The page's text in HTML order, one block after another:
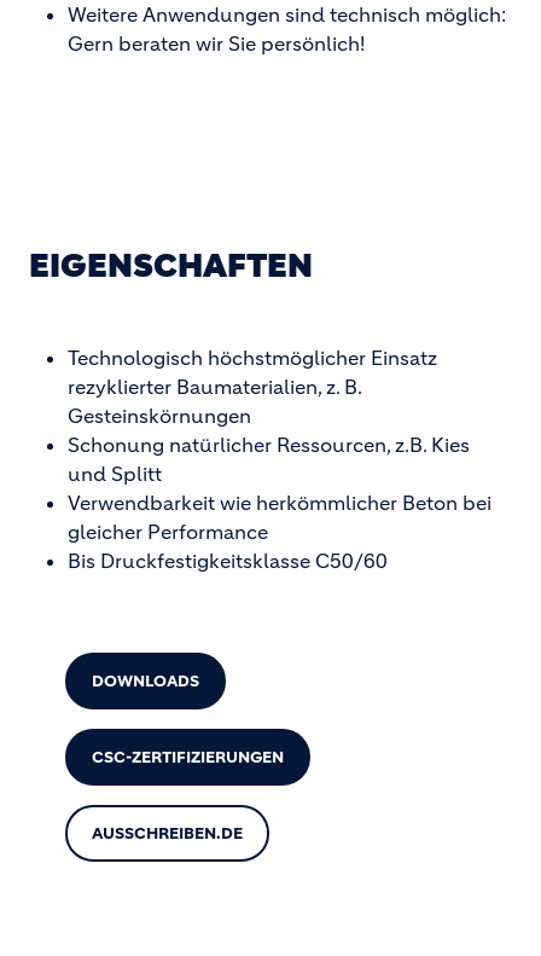
Weitere Anwendungen sind technisch möglich:
Gern beraten wir Sie persönlich!
EIGENSCHAFTEN
Technologisch höchstmöglicher Einsatz
rezyklierter Baumaterialien, z. B.
Gesteinskörnungen
Schonung natürlicher Ressourcen, z.B. Kies
und Splitt
Verwendbarkeit wie herkömmlicher Beton bei
gleicher Performance
Bis Druckfestigkeitsklasse C50/60
DOWNLOADS
CSC-ZERTIFIZIERUNGEN
AUSSCHREIBEN.DE